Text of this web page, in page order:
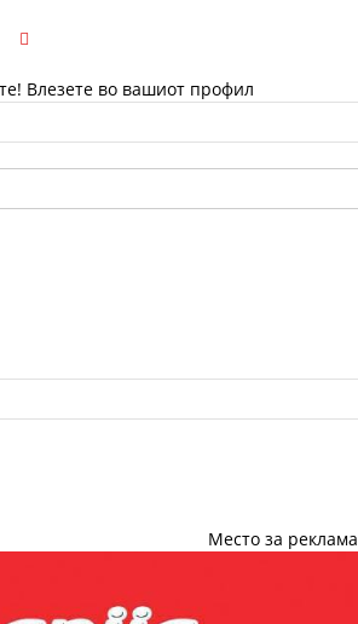
Влезете во вашиот профил
Место за реклама